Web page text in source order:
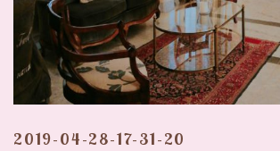
2019-04-28-17-31-20